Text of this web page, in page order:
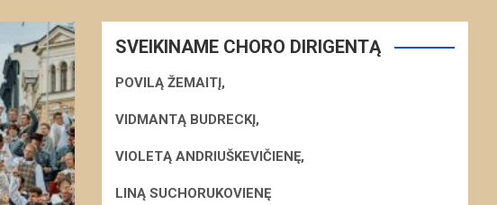
SVEIKINAME CHORO DIRIGENTĄ
POVILĄ ŽEMAITĮ,
VIDMANTĄ BUDRECKĮ,
VIOLETĄ ANDRIUŠKEVIČIENĘ,
LINĄ SUCHORUKOVIENĘ